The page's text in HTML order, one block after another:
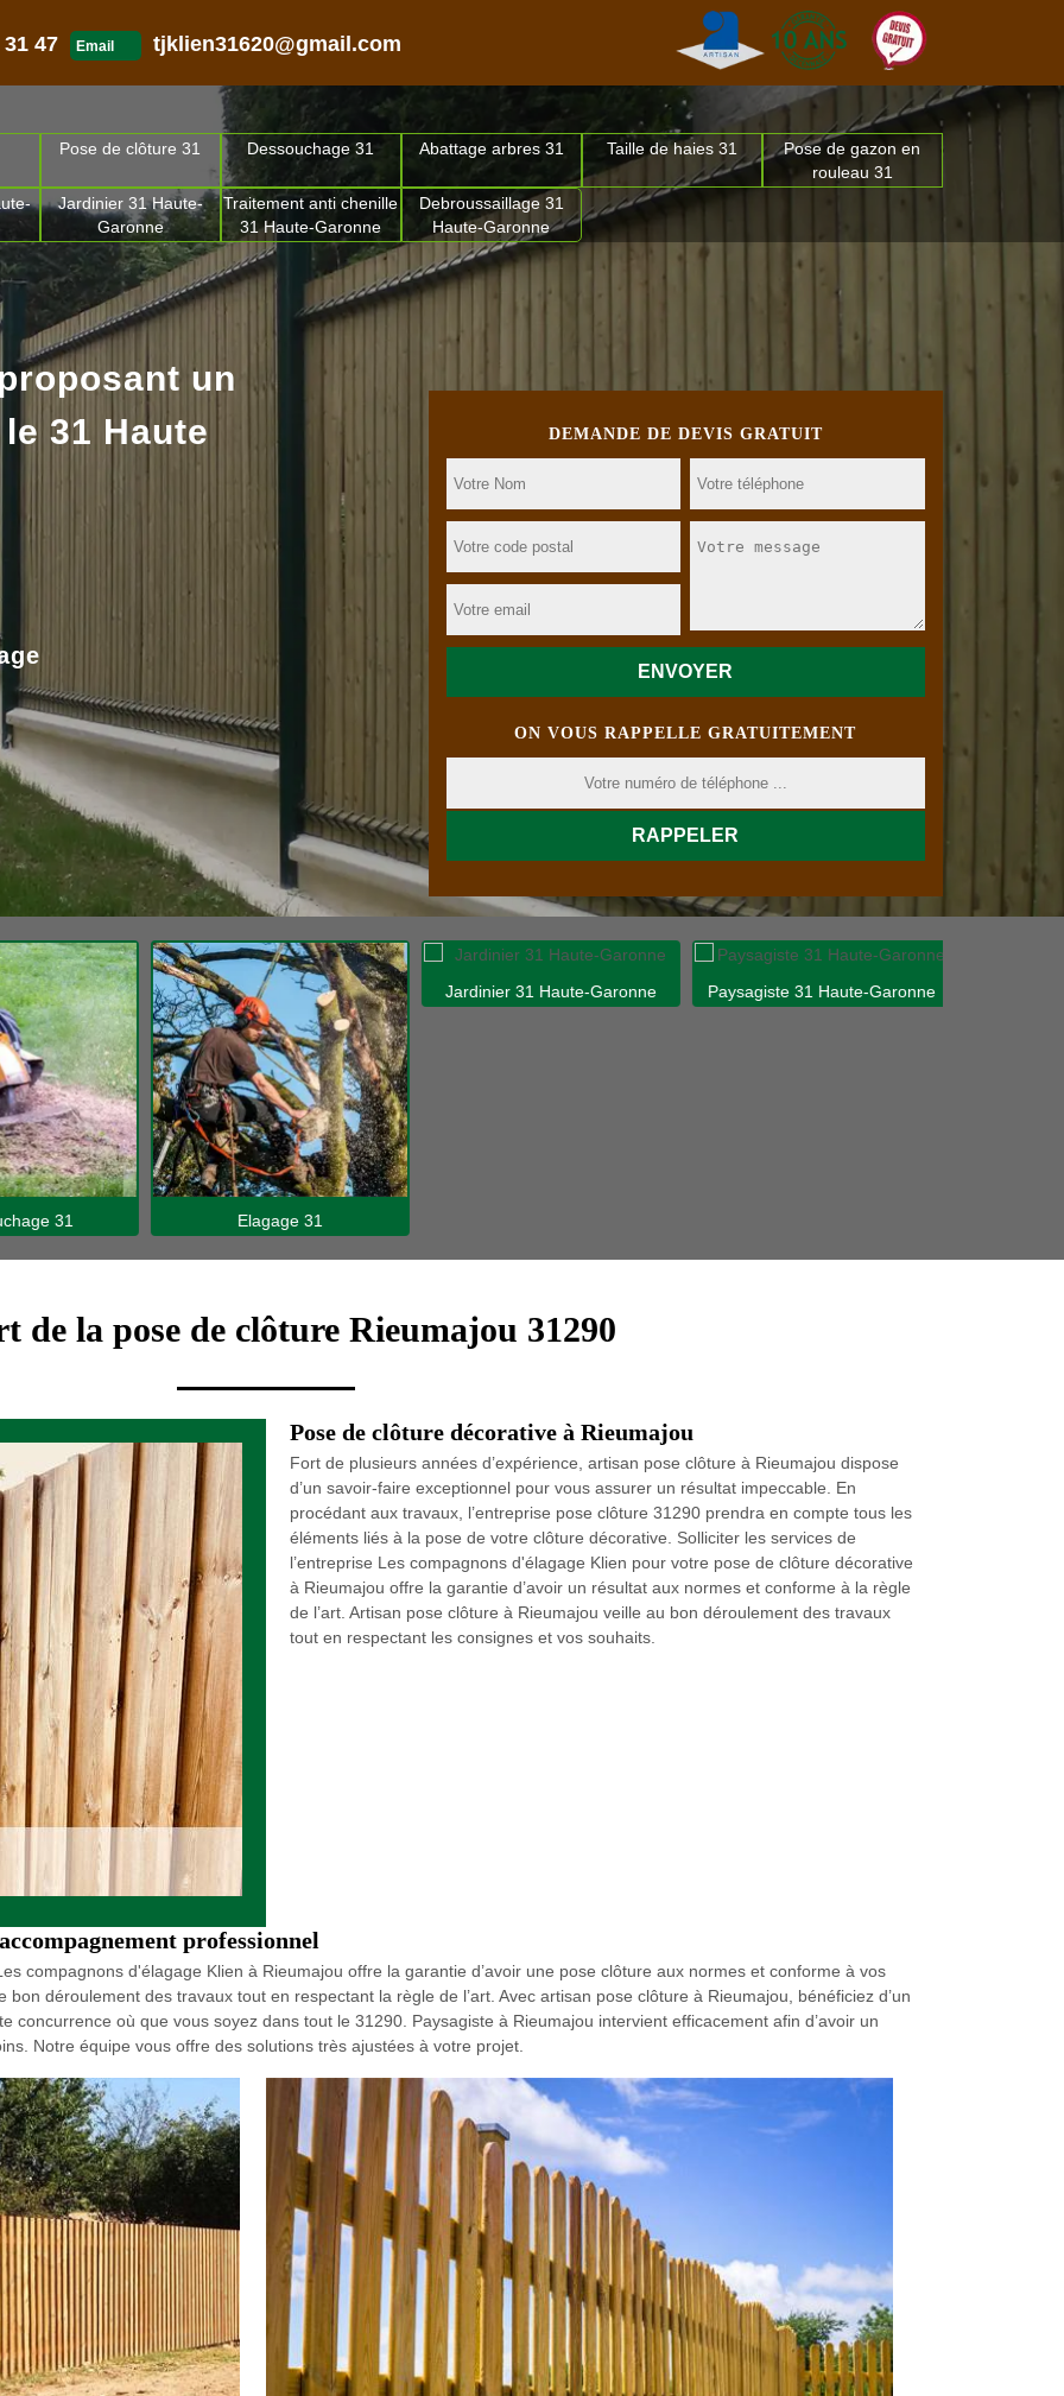
47 Email tjklien31620@gmail.com
Pose de clôture 31 Dessouchage 31 Abattage arbres 31 Taille de haies 31
Pose de gazon en
rouleau 31
Jardinier 31 Haute-
Garonne
Traitement anti chenille
31 Haute-Garonne
Debroussaillage 31
Haute-Garonne
DEMANDE DE DEVIS GRATUIT
ON VOUS RAPPELLE GRATUITEMENT
un
31 Haute
31 Elagage 31
Jardinier 31 Haute-Garonne Paysagiste 31 Haute-Garonne
de la pose de clôture Rieumajou 31290
Pose de clôture décorative à Rieumajou
Fort de plusieurs années d’expérience, artisan pose clôture à Rieumajou dispose
d’un savoir-faire exceptionnel pour vous assurer un résultat impeccable. En
procédant aux travaux, l’entreprise pose clôture 31290 prendra en compte tous les
éléments liés à la pose de votre clôture décorative. Solliciter les services de
l’entreprise Les compagnons d'élagage Klien pour votre pose de clôture décorative
à Rieumajou offre la garantie d’avoir un résultat aux normes et conforme à la règle
de l’art. Artisan pose clôture à Rieumajou veille au bon déroulement des travaux
tout en respectant les consignes et vos souhaits.
professionnel
compagnons d'élagage Klien à Rieumajou offre la garantie d’avoir une pose clôture aux normes et conforme à vos
déroulement des travaux tout en respectant la règle de l’art. Avec artisan pose clôture à Rieumajou, bénéficiez d’un
concurrence où que vous soyez dans tout le 31290. Paysagiste à Rieumajou intervient efficacement afin d’avoir un
Notre équipe vous offre des solutions très ajustées à votre projet.